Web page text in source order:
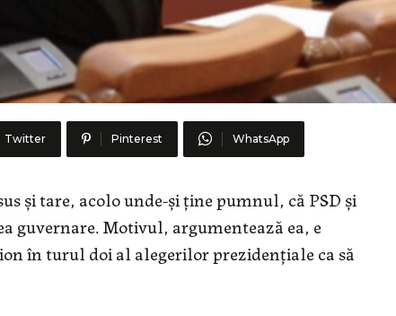
Twitter Pinterest WhatsApp
și tare, acolo unde-și ține pumnul, că PSD și
guvernare. Motivul, argumentează ea, e
în turul doi al alegerilor prezidențiale ca să